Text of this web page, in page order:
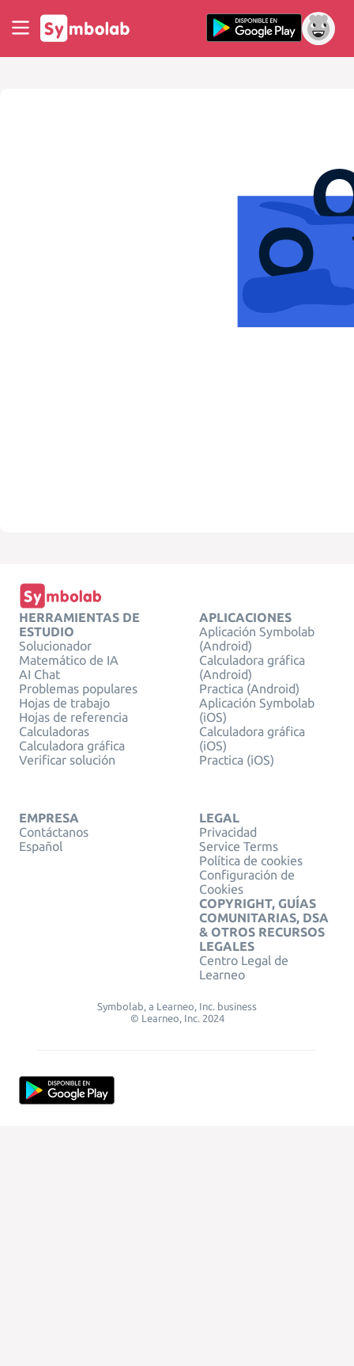
HERRAMIENTAS DE
ESTUDIO
Solucionador
Matemático de IA
AI Chat
Problemas populares
Hojas de trabajo
Hojas de referencia
Calculadoras
Calculadora gráfica
Verificar solución
APLICACIONES
Aplicación Symbolab
(Android)
Calculadora gráfica
(Android)
Practica (Android)
Aplicación Symbolab
(iOS)
Calculadora gráfica
(iOS)
Practica (iOS)
EMPRESA
Contáctanos
Español
LEGAL
Privacidad
Service Terms
Política de cookies
Configuración de
Cookies
COPYRIGHT, GUÍAS
COMUNITARIAS, DSA
& OTROS RECURSOS
LEGALES
Centro Legal de
Learneo
Symbolab, a Learneo, Inc. business
© Learneo, Inc. 2024